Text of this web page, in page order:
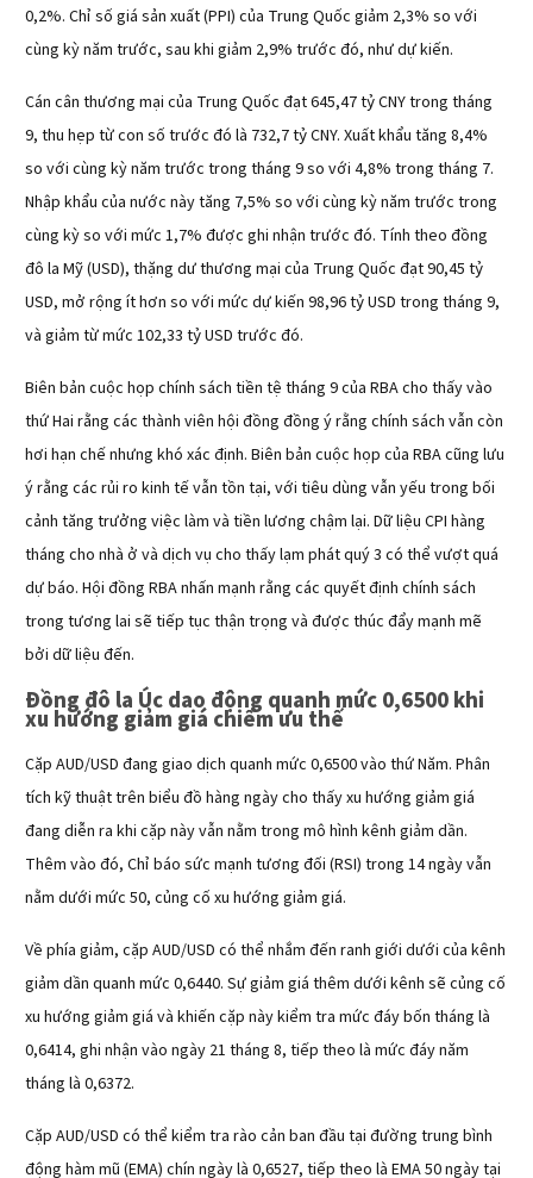
0,2%. Chỉ số giá sản xuất (PPI) của Trung Quốc giảm 2,3% so với
cùng kỳ năm trước, sau khi giảm 2,9% trước đó, như dự kiến.
Cán cân thương mại của Trung Quốc đạt 645,47 tỷ CNY trong tháng
9, thu hẹp từ con số trước đó là 732,7 tỷ CNY. Xuất khẩu tăng 8,4%
so với cùng kỳ năm trước trong tháng 9 so với 4,8% trong tháng 7.
Nhập khẩu của nước này tăng 7,5% so với cùng kỳ năm trước trong
cùng kỳ so với mức 1,7% được ghi nhận trước đó. Tính theo đồng
đô la Mỹ (USD), thặng dư thương mại của Trung Quốc đạt 90,45 tỷ
USD, mở rộng ít hơn so với mức dự kiến 98,96 tỷ USD trong tháng 9,
và giảm từ mức 102,33 tỷ USD trước đó.
Biên bản cuộc họp chính sách tiền tệ tháng 9 của RBA cho thấy vào
thứ Hai rằng các thành viên hội đồng đồng ý rằng chính sách vẫn còn
hơi hạn chế nhưng khó xác định. Biên bản cuộc họp của RBA cũng lưu
ý rằng các rủi ro kinh tế vẫn tồn tại, với tiêu dùng vẫn yếu trong bối
cảnh tăng trưởng việc làm và tiền lương chậm lại. Dữ liệu CPI hàng
tháng cho nhà ở và dịch vụ cho thấy lạm phát quý 3 có thể vượt quá
dự báo. Hội đồng RBA nhấn mạnh rằng các quyết định chính sách
trong tương lai sẽ tiếp tục thận trọng và được thúc đẩy mạnh mẽ
bởi dữ liệu đến.
Đồng đô la Úc dao động quanh mức 0,6500 khi
xu hướng giảm giá chiếm ưu thế
Cặp AUD/USD đang giao dịch quanh mức 0,6500 vào thứ Năm. Phân
tích kỹ thuật trên biểu đồ hàng ngày cho thấy xu hướng giảm giá
đang diễn ra khi cặp này vẫn nằm trong mô hình kênh giảm dần.
Thêm vào đó, Chỉ báo sức mạnh tương đối (RSI) trong 14 ngày vẫn
nằm dưới mức 50, củng cố xu hướng giảm giá.
Về phía giảm, cặp AUD/USD có thể nhắm đến ranh giới dưới của kênh
giảm dần quanh mức 0,6440. Sự giảm giá thêm dưới kênh sẽ củng cố
xu hướng giảm giá và khiến cặp này kiểm tra mức đáy bốn tháng là
0,6414, ghi nhận vào ngày 21 tháng 8, tiếp theo là mức đáy năm
tháng là 0,6372.
Cặp AUD/USD có thể kiểm tra rào cản ban đầu tại đường trung bình
động hàm mũ (EMA) chín ngày là 0,6527, tiếp theo là EMA 50 ngày tại